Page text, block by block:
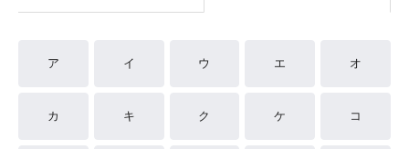
ア イ ウ エ オ
カ キ ク ケ コ